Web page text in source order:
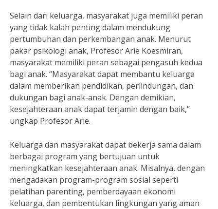
Selain dari keluarga, masyarakat juga memiliki peran
yang tidak kalah penting dalam mendukung
pertumbuhan dan perkembangan anak. Menurut
pakar psikologi anak, Profesor Arie Koesmiran,
masyarakat memiliki peran sebagai pengasuh kedua
bagi anak. “Masyarakat dapat membantu keluarga
dalam memberikan pendidikan, perlindungan, dan
dukungan bagi anak-anak. Dengan demikian,
kesejahteraan anak dapat terjamin dengan baik,”
ungkap Profesor Arie.
Keluarga dan masyarakat dapat bekerja sama dalam
berbagai program yang bertujuan untuk
meningkatkan kesejahteraan anak. Misalnya, dengan
mengadakan program-program sosial seperti
pelatihan parenting, pemberdayaan ekonomi
keluarga, dan pembentukan lingkungan yang aman